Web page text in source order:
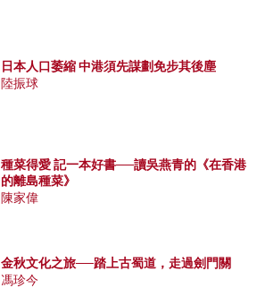
日本人口萎縮 中港須先謀劃免步其後塵
陸振球
種菜得愛 記一本好書──讀吳燕青的《在香港
的離島種菜》
陳家偉
金秋文化之旅──踏上古蜀道，走過劍門關
馮珍今